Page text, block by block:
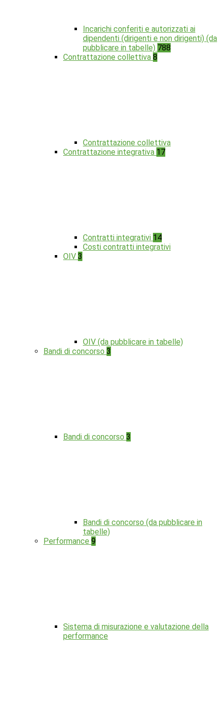
Incarichi conferiti e autorizzati ai
dipendenti (dirigenti e non dirigenti) (da
pubblicare in tabelle) 788
Contrattazione collettiva 8
Contrattazione collettiva
Contrattazione integrativa 17
Contratti integrativi 14
Costi contratti integrativi
OIV 3
OIV (da pubblicare in tabelle)
Bandi di concorso 3
Bandi di concorso 3
Bandi di concorso (da pubblicare in
tabelle)
Performance 9
Sistema di misurazione e valutazione della
performance